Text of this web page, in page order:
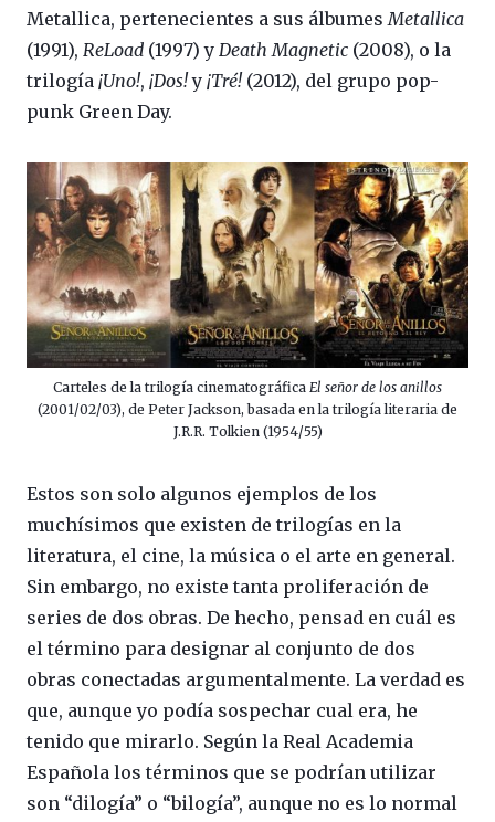
Metallica, pertenecientes a sus álbumesMetallica
(1991), ReLoad (1997) y Death Magnetic (2008), o la
trilogía ¡Uno!, ¡Dos!y ¡Tré! (2012), del grupo pop-
punk Green Day.
Carteles de la trilogía cinematográfica El señor de los anillos
(2001/02/03), de Peter Jackson, basada en la trilogía literaria de
J.R.R. Tolkien (1954/55)
Estos son solo algunos ejemplos de los
muchísimos que existen de trilogías en la
literatura, el cine, la música o el arte en general.
Sin embargo, no existe tanta proliferación de
series de dos obras. De hecho, pensad en cuál es
el término para designar al conjunto de dos
obras conectadas argumentalmente. La verdad es
que, aunque yo podía sospechar cual era, he
tenido que mirarlo. Según la Real Academia
Española los términos que se podrían utilizar
son “dilogía” o “bilogía”, aunque no es lo normal